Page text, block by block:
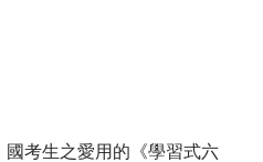
考生之愛用的《學習式六